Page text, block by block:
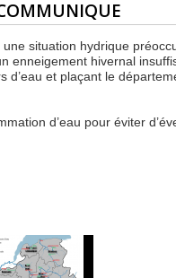
situation hydrique
enneigement hivernal
d’eau et plaçant le
d’eau pour éviter